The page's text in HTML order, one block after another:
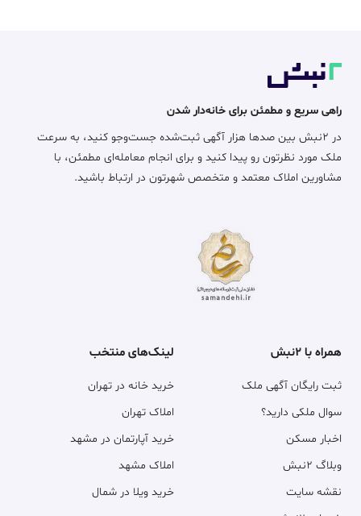
راهی سریع و مطمئن برای خانه‌دار شدن
در ۲نبش بین صدها هزار آگهی ثبت‌شده جست‌وجو کنید، به سرعت
ملک مورد نظرتون رو پیدا کنید و برای انجام معامله‌ای مطمئن، با
مشاورین املاک معتمد و متخصص شهرتون در ارتباط باشید.
همراه با ۲نبش
ثبت رایگان آگهی ملک
سوال ملکی دارید؟
اخبار مسکن
وبلاگ ۲نبش
نقشه سایت
لینک‌های منتخب
خرید خانه در تهران
املاک تهران
خرید آپارتمان در مشهد
املاک مشهد
خرید ویلا در شمال